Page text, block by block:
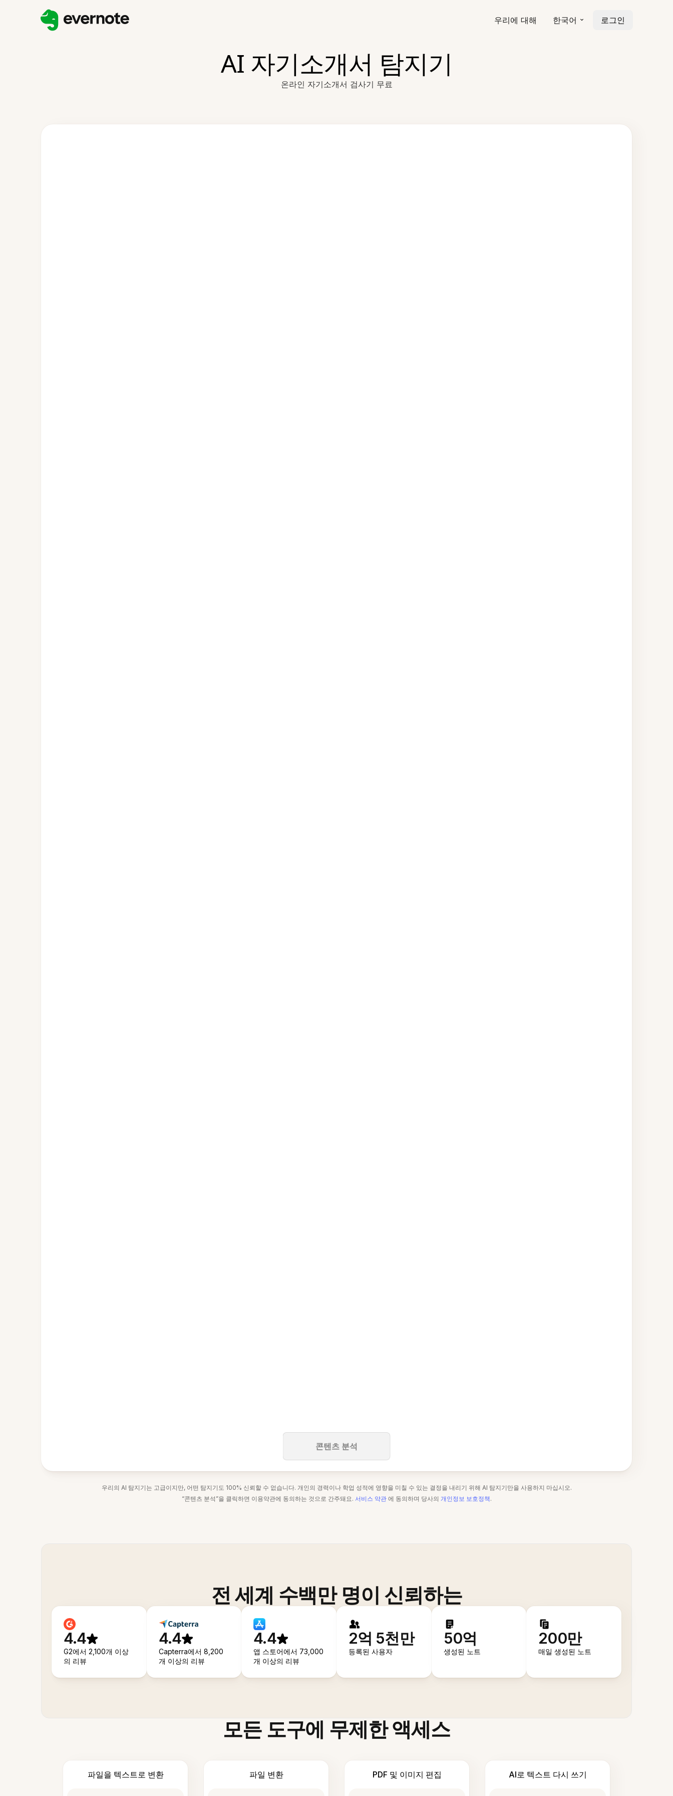
우리에 대해 한국어 로그인
AI 자기소개서 탐지기
온라인 자기소개서 검사기 무료
콘텐츠 분석
우리의 AI 탐지기는 고급이지만, 어떤 탐지기도 100% 신뢰할 수 없습니다. 개인의 경력이나 학업 성적에 영향을 미칠 수 있는 결정을 내리기 위해 AI 탐지기만을 사용하지 마십시오.
“콘텐츠 분석”을 클릭하면 이용약관에 동의하는 것으로 간주돼요. 서비스 약관 에 동의하며 당사의 개인정보 보호정책.
전 세계 수백만 명이 신뢰하는
4.4
G2에서 2,100개 이상
의 리뷰
4.4
Capterra에서 8,200
개 이상의 리뷰
4.4
앱 스토어에서 73,000
개 이상의 리뷰
2억 5천만
등록된 사용자
50억
생성된 노트
200만
매일 생성된 노트
모든 도구에 무제한 액세스
파일을 텍스트로 변환 파일 변환 PDF 및 이미지 편집 AI로 텍스트 다시 쓰기